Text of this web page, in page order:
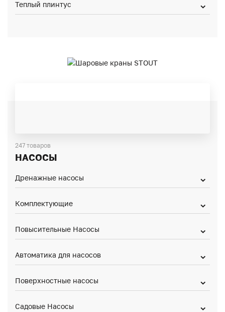
Теплый плинтус
247 товаров
НАСОСЫ
Дренажные насосы
Комплектующие
Повысительные Насосы
Автоматика для насосов
Поверхностные насосы
Садовые Насосы